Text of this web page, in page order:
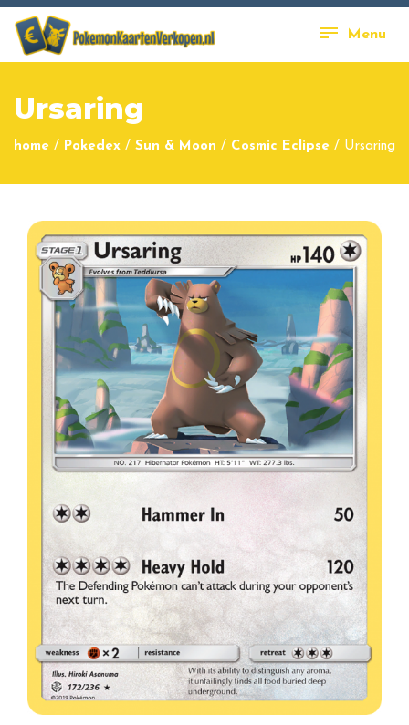
Menu
Ursaring
home / Pokedex / Sun & Moon / Cosmic Eclipse / Ursaring